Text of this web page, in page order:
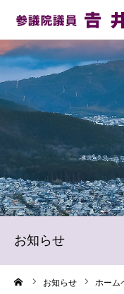
お知らせ
お知らせ ホーム
HOME
プロフィール
理念・政策
活動報告